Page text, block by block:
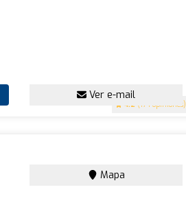
4.2 (174 opiniones)
Ver e-mail
Mapa